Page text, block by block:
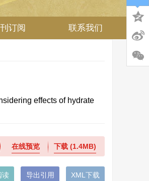
订阅 联系我们
effects of hydrate
在线预览 下载(1.4MB)
读 导出引用 XML下载